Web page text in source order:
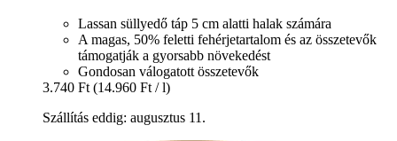
Lassan süllyedő táp 5 cm alatti halak számára
A magas, 50% feletti fehérjetartalom és az összetevők
támogatják a gyorsabb növekedést
Gondosan válogatott összetevők
3.740 Ft (14.960 Ft / l)
Szállítás eddig: augusztus 11.